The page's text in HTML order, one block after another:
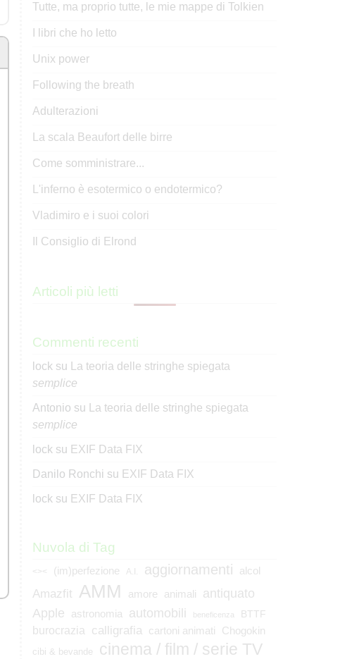
Tutte, ma proprio tutte, le mie mappe di Tolkien
I libri che ho letto
Unix power
Following the breath
Adulterazioni
La scala Beaufort delle birre
Come somministrare...
L'inferno è esotermico o endotermico?
Vladimiro e i suoi colori
Il Consiglio di Elrond
Articoli più letti
Commenti recenti
lock su
La teoria delle stringhe spiegata
semplice
Antonio su
La teoria delle stringhe spiegata
semplice
lock su EXIF Data FIX
Danilo Ronchi su EXIF Data FIX
lock su EXIF Data FIX
Nuvola di Tag
<>< (im)perfezione A.I. aggiornamenti alcol
Amazfit AMM amore animali antiquato
Apple astronomia automobili beneficenza BTTF
burocrazia calligrafia cartoni animati Chogokin
cibi & bevande cinema / film / serie TV